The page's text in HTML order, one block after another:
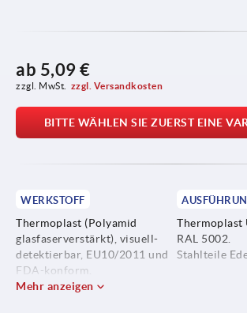
ab 5,09 €
zzgl. MwSt. zzgl. Versandkosten
BITTE WÄHLEN SIE ZUERST EINE
WERKSTOFF
Thermoplast (Polyamid
glasfaserverstärkt), visuell-
detektierbar, EU10/2011 und
FDA-konform.
RAL 5002.
Stahlteile
Mehr anzeigen